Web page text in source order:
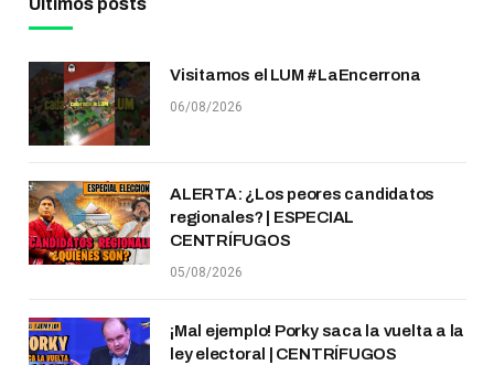
Últimos posts
Visitamos el LUM #LaEncerrona
06/08/2026
ALERTA: ¿Los peores candidatos
regionales? | ESPECIAL
CENTRÍFUGOS
05/08/2026
¡Mal ejemplo! Porky saca la vuelta a la
ley electoral | CENTRÍFUGOS